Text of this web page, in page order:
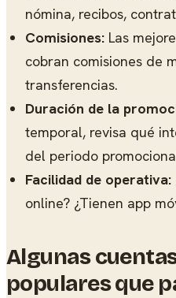
nómina, recibos,
Comisiones: Las
cobran comisiones de
transferencias.
Duración de la
temporal, revisa qué
del periodo
Facilidad de operativa:
online? ¿Tienen app
Algunas
populares que